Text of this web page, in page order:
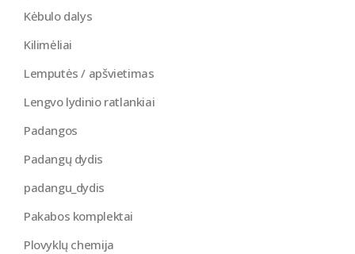
Kėbulo dalys
Kilimėliai
Lemputės / apšvietimas
Lengvo lydinio ratlankiai
Padangos
Padangų dydis
padangu_dydis
Pakabos komplektai
Plovyklų chemija